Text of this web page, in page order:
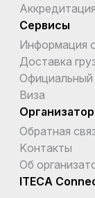
Сервисы
Информация
Доставка
Виза
Организатор
Обратная
Kонтакты
Об
ITECA